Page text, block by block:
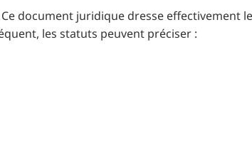
document juridique dresse effectivement
les statuts peuvent préciser :